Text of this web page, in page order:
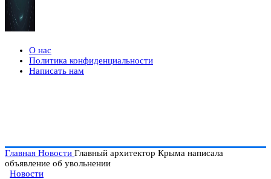
О нас
Политика конфиденциальности
Написать нам
Главная Новости Главный архитектор Крыма написала
объявление об увольнении
Новости